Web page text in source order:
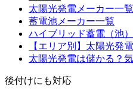
太陽光発電メーカー一覧
蓄電池メーカー一覧
ハイブリッド蓄電（池
【エリア別】太陽光発
太陽光発電は儲かる？
後付けにも対応